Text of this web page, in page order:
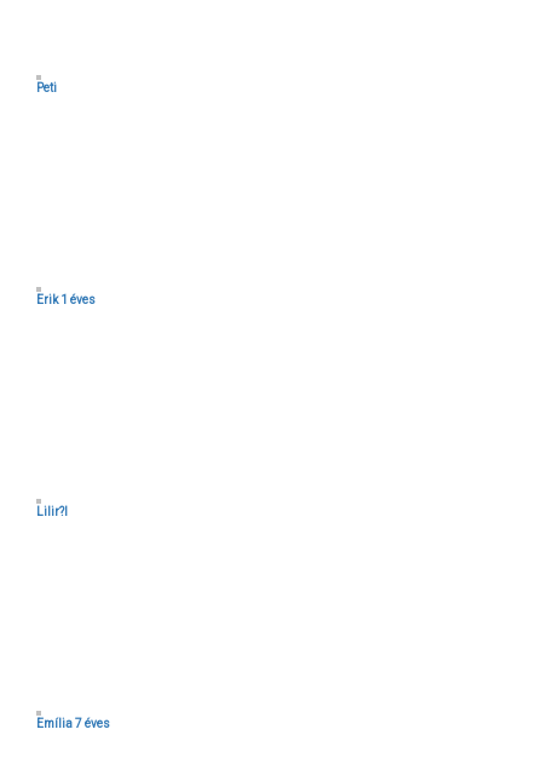
Peti
Erik 1 éves
Lilir?l
Emília 7 éves